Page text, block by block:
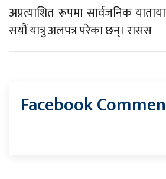
अप्रत्याशित रूपमा सार्वजनिक
सयौं यात्रु अलपत्र परेका छन्। रासस
Facebook